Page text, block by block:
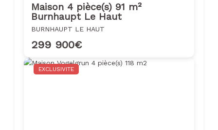
Maison 4 pièce(s) 91 m²
Burnhaupt Le Haut
BURNHAUPT LE HAUT
299 900€
EXCLUSIVITE